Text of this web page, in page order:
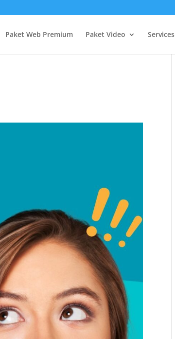
Paket Web Premium Paket Video Services